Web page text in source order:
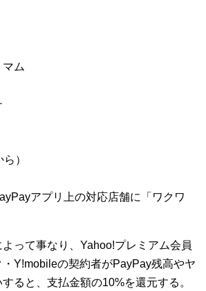
マム
）
アプリ上の対応店舗に「ワクワ
って事なり、Yahoo!プレミアム会員
・Y!mobileの契約者がPayPay残高やヤ
ると、支払金額の10%を還元する。